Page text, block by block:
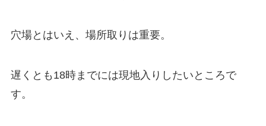
穴場とはいえ、場所取りは重要。
遅くとも18時までには現地入りしたいところで
す。